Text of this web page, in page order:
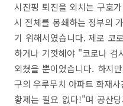
시진핑 퇴진을 외치는 구호
시 전체를 봉쇄하는 정부의
기 위해서였습니다. 제로 코
하거나 기껏해야 "코로나 검
외쳤을 뿐이었습니다. 하지
구의 우루무치 아파트 화재
황제는 필요 없다!"며 공산